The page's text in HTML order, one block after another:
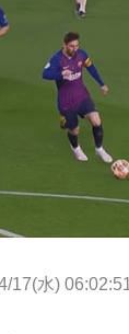
17(水)